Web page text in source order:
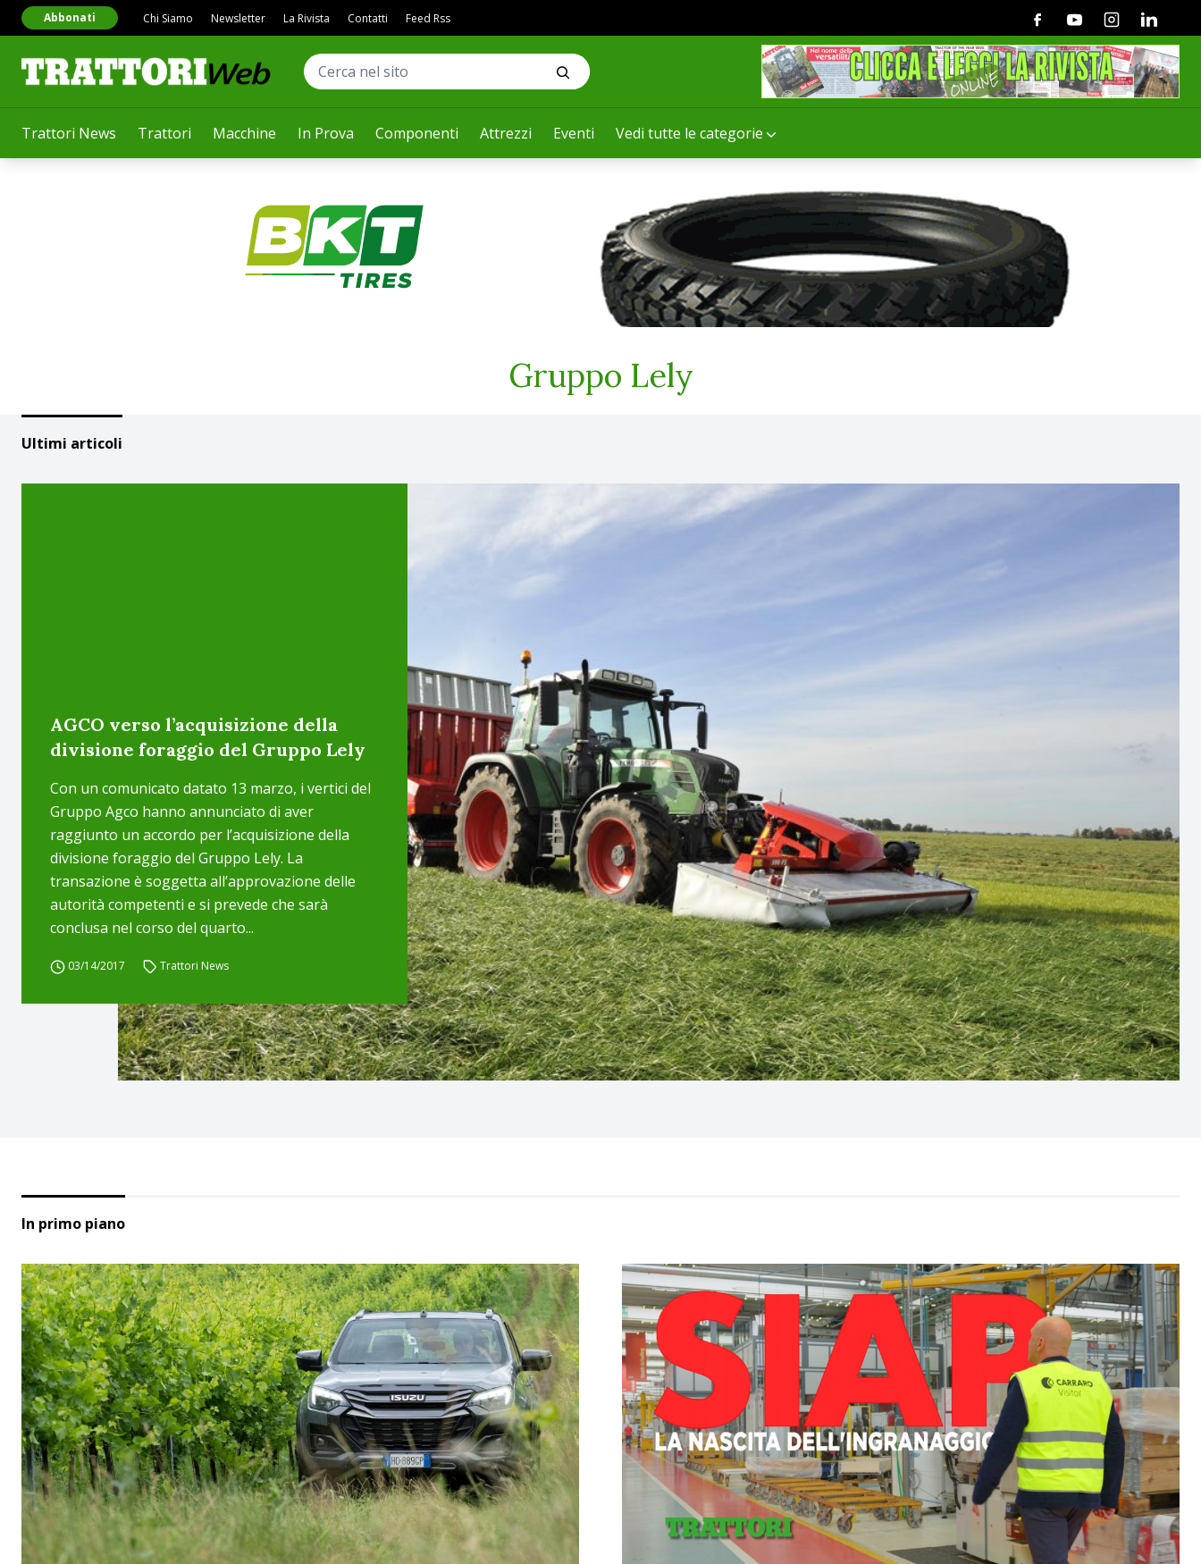
Trattori News Trattori Macchine In Prova Componenti Attrezzi Eventi Vedi tutte le categorie
Abbonati Chi Siamo Newsletter La Rivista Contatti Feed Rss FacebookYoutubeInstagramLinkedin
Gruppo Lely
Ultimi articoli
AGCO verso l’acquisizione della
divisione foraggio del Gruppo Lely
Con un comunicato datato 13 marzo, i vertici del
Gruppo Agco hanno annunciato di aver
raggiunto un accordo per l’acquisizione della
divisione foraggio del Gruppo Lely. La
transazione è soggetta all’approvazione delle
autorità competenti e si prevede che sarà
conclusa nel corso del quarto...
03/14/2017 Trattori News
In primo piano